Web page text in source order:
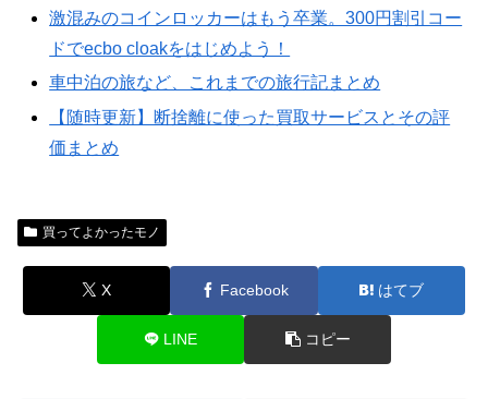
激混みのコインロッカーはもう卒業。300円割引コー
ドでecbo cloakをはじめよう！
車中泊の旅など、これまでの旅行記まとめ
【随時更新】断捨離に使った買取サービスとその評
価まとめ
買ってよかったモノ
X Facebook はてブ
LINE コピー